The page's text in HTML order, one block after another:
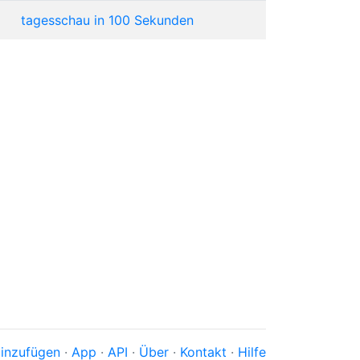
tagesschau in 100 Sekunden
· App · API · Über · Kontakt · Hilfe